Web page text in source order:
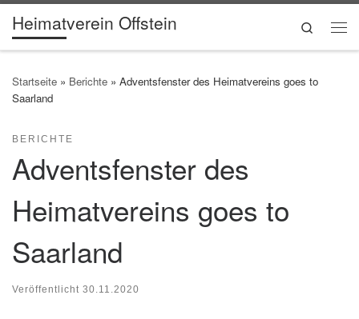
Zum Inhalt springen
Heimatverein Offstein
Search
Startseite » Berichte » Adventsfenster des Heimatvereins goes to
Saarland
BERICHTE
Adventsfenster des
Heimatvereins goes to
Saarland
Veröffentlicht 30.11.2020